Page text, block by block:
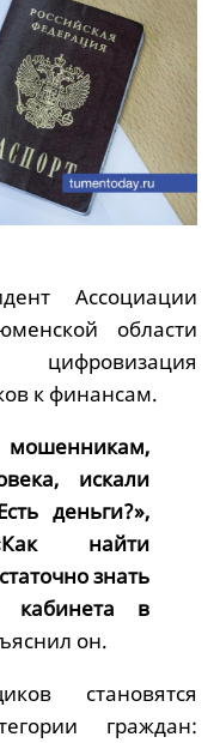
Ассоциации
области
цифровизация
к финансам.
искали
деньги?»,
найти
знать
кабинета в
он.
становятся
граждан: